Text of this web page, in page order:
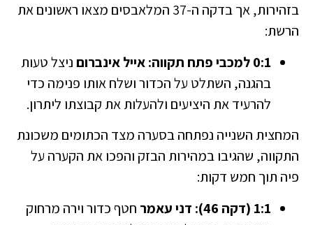
בזהירות, אך בדקה ה-37 המלאבסים מצאו ראשונים את
הרשת:
0:1 למכבי פתח תקווה:
אייל אינברוםניצל טעות
בהגנה, השתלט על הכדור ושלח אותו פנימה כדי
להרעיד את היציעים ולהעלות את קבוצתו ליתרון.
המחצית השנייה נפתחה בסערה מצד הכתומים משכונת
התקווה, שהגיבו במהירות הבזק והפכו את הקערה על
פיה תוך חמש דקות:
1:1 (דקה 46):
דני עאמר חטף כדור וירה מרחוק